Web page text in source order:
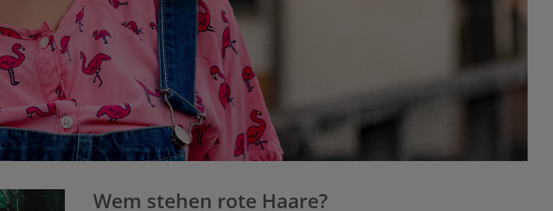
Wem stehen rote Haare?